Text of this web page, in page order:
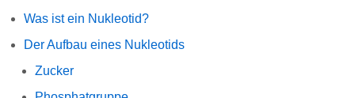
Was ist ein Nukleotid?
Der Aufbau eines Nukleotids
Zucker